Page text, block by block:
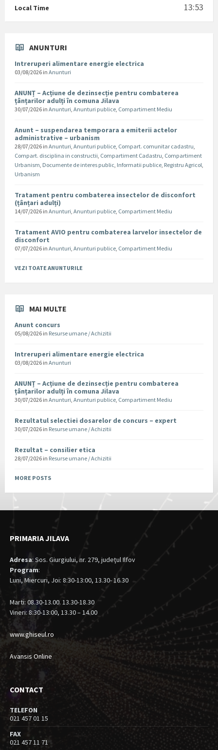
Local Time 13:53
ANUNTURI
Intreruperi alimentare energie electrica
03/08/2026 in Anunturi
ANUNȚ – Acțiune de dezinsecție pentru combaterea
țânțarilor adulți în comuna Jilava
30/07/2026 in Anunturi Anunturi publice Compartiment Mediu
Anunt – suspendarea temporara a emiterii actelor
administrative – urbanism
28/07/2026 in Anunturi Anunturi publice Compart. comunitar cadastru
Compart. disciplina in constructii Compartiment Cadastru Compartiment
Urbanism Documente de interes public Informatii publice Registru Agricol
Urbanism
Tratament pentru combaterea insectelor de disconfort
(țânțari adulți)
14/07/2026 in Anunturi Anunturi publice Compartiment Mediu
Tratament AVIO pentru combaterea larvelor insectelor de
disconfort
07/07/2026 in Anunturi Anunturi publice Compartiment Mediu
VEZI TOATE ANUNTURILE
MAI MULTE
Anunt concurs
05/08/2026 in Resurse umane / Achizitii
Intreruperi alimentare energie electrica
03/08/2026 in Anunturi
ANUNȚ – Acțiune de dezinsecție pentru combaterea
țânțarilor adulți în comuna Jilava
30/07/2026 in Anunturi Anunturi publice Compartiment Mediu
Rezultatul selectiei dosarelor de concurs – expert
30/07/2026 in Resurse umane / Achizitii
Rezultat – consilier etica
28/07/2026 in Resurse umane / Achizitii
MORE POSTS
PRIMARIA JILAVA
Adresa: Sos. Giurgiului, nr. 279, judeţul Ilfov
Program:
Luni, Miercuri, Joi: 8:30-13:00, 13.30- 16.30
Marti: 08.30-13.00. 13.30-18.30
Vineri: 8:30-13:00, 13.30 – 14.00
www.ghiseul.ro
Avansis Online
CONTACT
TELEFON
021 457 01 15
FAX
021 457 11 71